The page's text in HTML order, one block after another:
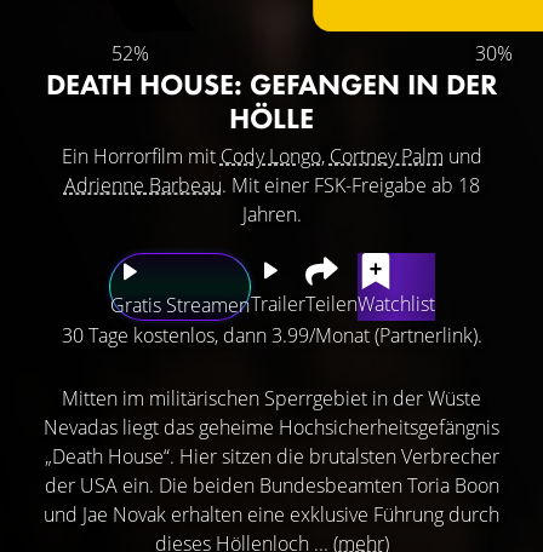
52% 30%
DEATH HOUSE: GEFANGEN IN DER
HÖLLE
Ein Horrorfilm mit Cody Longo, Cortney Palm und
Adrienne Barbeau. Mit einer FSK-Freigabe ab 18
Jahren.
Gratis StreamenTrailerTeilenWatchlist
30 Tage kostenlos, dann 3.99/Monat (Partnerlink).
Mitten im militärischen Sperrgebiet in der Wüste
Nevadas liegt das geheime Hochsicherheitsgefängnis
„Death House“. Hier sitzen die brutalsten Verbrecher
der USA ein. Die beiden Bundesbeamten Toria Boon
und Jae Novak erhalten eine exklusive Führung durch
dieses Höllenloch ... (mehr)